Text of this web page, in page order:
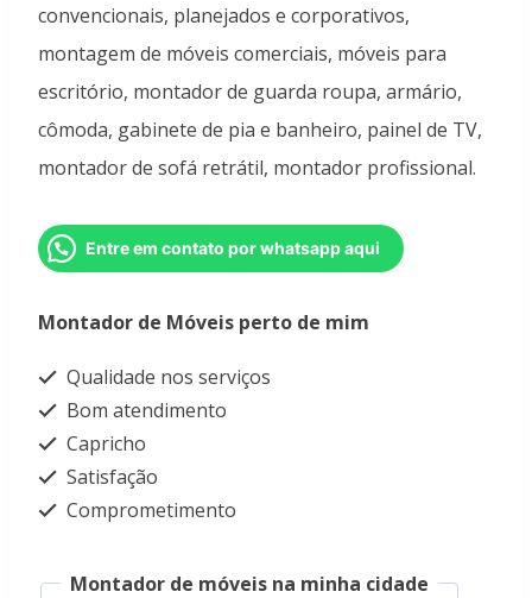
convencionais, planejados e corporativos,
montagem de móveis comerciais, móveis para
escritório, montador de guarda roupa, armário,
cômoda, gabinete de pia e banheiro, painel de TV,
montador de sofá retrátil, montador profissional.
Entre em contato por whatsapp aqui
Montador de Móveis perto de mim
Qualidade nos serviços
Bom atendimento
Capricho
Satisfação
Comprometimento
Montador de móveis na minha cidade